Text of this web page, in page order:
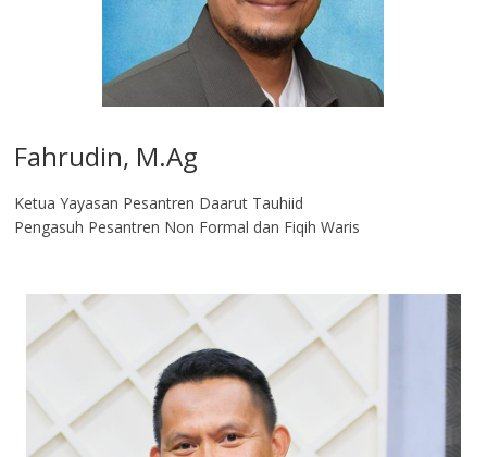
Fahrudin, M.Ag​
Ketua Yayasan Pesantren Daarut Tauhiid
Pengasuh Pesantren Non Formal dan Fiqih Waris